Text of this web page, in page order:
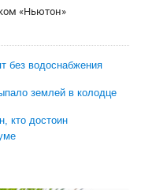
«Ньютон»
без водоснабжения
землей в колодце
кто достоин